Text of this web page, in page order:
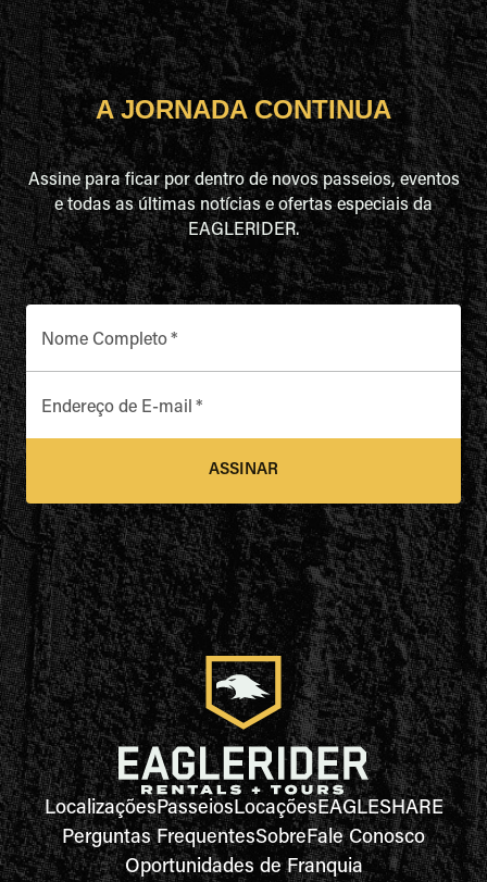
A JORNADA CONTINUA
Assine para ficar por dentro de novos passeios, eventos
e todas as últimas notícias e ofertas especiais da
EAGLERIDER.
Nome Completo*
Endereço de E-mail *
ASSINAR
LocalizaçõesPasseiosLocaçõesEAGLESHARE
Perguntas FrequentesSobreFale Conosco
Oportunidades de Franquia